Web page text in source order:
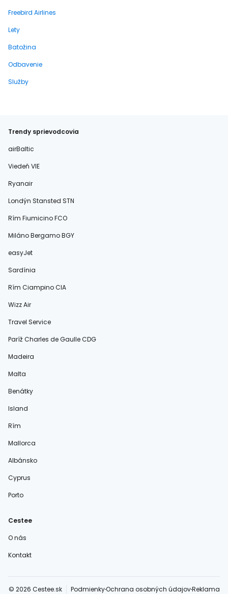
Freebird Airlines
Lety
Batožina
Odbavenie
Služby
Trendy sprievodcovia
airBaltic
Viedeň VIE
Ryanair
Londýn Stansted STN
Rím Fiumicino FCO
Miláno Bergamo BGY
easyJet
Sardínia
Rím Ciampino CIA
Wizz Air
Travel Service
Paríž Charles de Gaulle CDG
Madeira
Malta
Benátky
Island
Rím
Mallorca
Albánsko
Cyprus
Porto
Cestee
O nás
Kontakt
© 2026 Cestee.sk PodmienkyOchrana osobných údajovReklama